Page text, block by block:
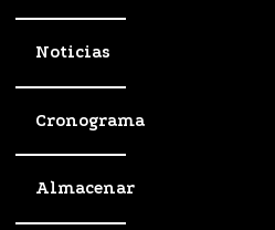
Noticias
Cronograma
Almacenar